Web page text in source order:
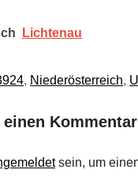
Lichtenau
, Niederösterreich,
Kommentar
sein, um